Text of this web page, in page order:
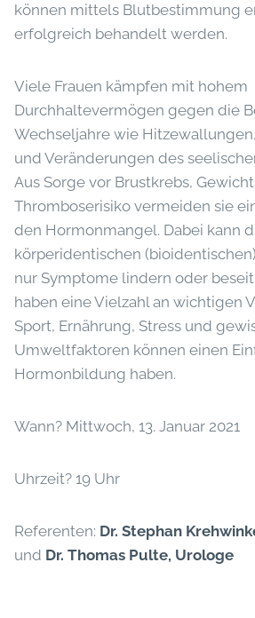
können mittels Blutbestimmung
erfolgreich behandelt werden.
Viele Frauen kämpfen mit hohem
Durchhaltevermögen gegen die
Wechseljahre wie
und Veränderungen des
Aus Sorge vor Brustkrebs,
Thromboserisiko vermeiden sie
den Hormonmangel. Dabei kann
körperidentischen
nur Symptome lindern oder
haben eine Vielzahl an wichtigen
Sport, Ernährung, Stress und
Umweltfaktoren können einen
Hormonbildung haben.
Wann? Mittwoch, 13. Januar 2021
Uhrzeit? 19 Uhr
Referenten: Dr. Stephan
und Dr. Thomas Pulte, Urologe